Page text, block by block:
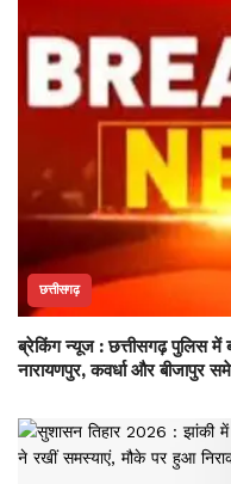
छत्तीसगढ़
ब्रेकिंग न्यूज : छत्तीसगढ़ पुलिस
नारायणपुर, कवर्धा और बीजापुर